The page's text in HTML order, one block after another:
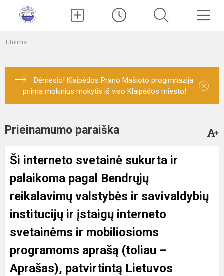
Titulinis
Dėmesio! Klaipėdos Prano Mašioto progimnazija
priima mokinius mokytis iš viso Klaipėdos miesto!
×
Prieinamumo paraiška
Ši interneto svetainė sukurta ir
palaikoma pagal Bendrųjų
reikalavimų valstybės ir savivaldybių
institucijų ir įstaigų interneto
svetainėms ir mobiliosioms
programoms aprašą (toliau –
Aprašas), patvirtintą Lietuvos